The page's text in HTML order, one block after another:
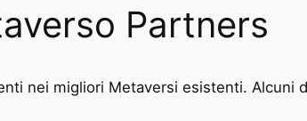
Partners
nei migliori Metaversi esistenti. Alcuni